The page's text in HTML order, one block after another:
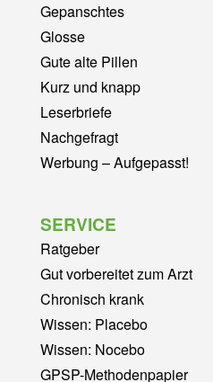
Gepanschtes
Glosse
Gute alte Pillen
Kurz und knapp
Leserbriefe
Nachgefragt
Werbung – Aufgepasst!
SERVICE
Ratgeber
Gut vorbereitet zum Arzt
Chronisch krank
Wissen: Placebo
Wissen: Nocebo
GPSP-Methodenpapier